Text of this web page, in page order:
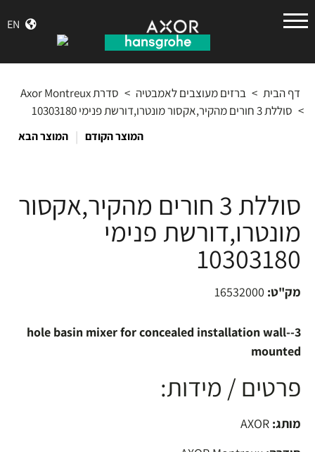
EN
גרואה
דף הבית > ברזים מעוצבים לאמבטיה > סדרת Axor Montreux
> סוללת 3 חורים מהקיר,אקסור מונטרו,דורשת פנימי 10303180
המוצר הקודם | המוצר הבא
סוללת 3 חורים מהקיר,אקסור
מונטרו,דורשת פנימי
10303180
מק"ט: 16532000
3-hole basin mixer for concealed installation wall-
mounted
פרטים / מידות:
מותג: